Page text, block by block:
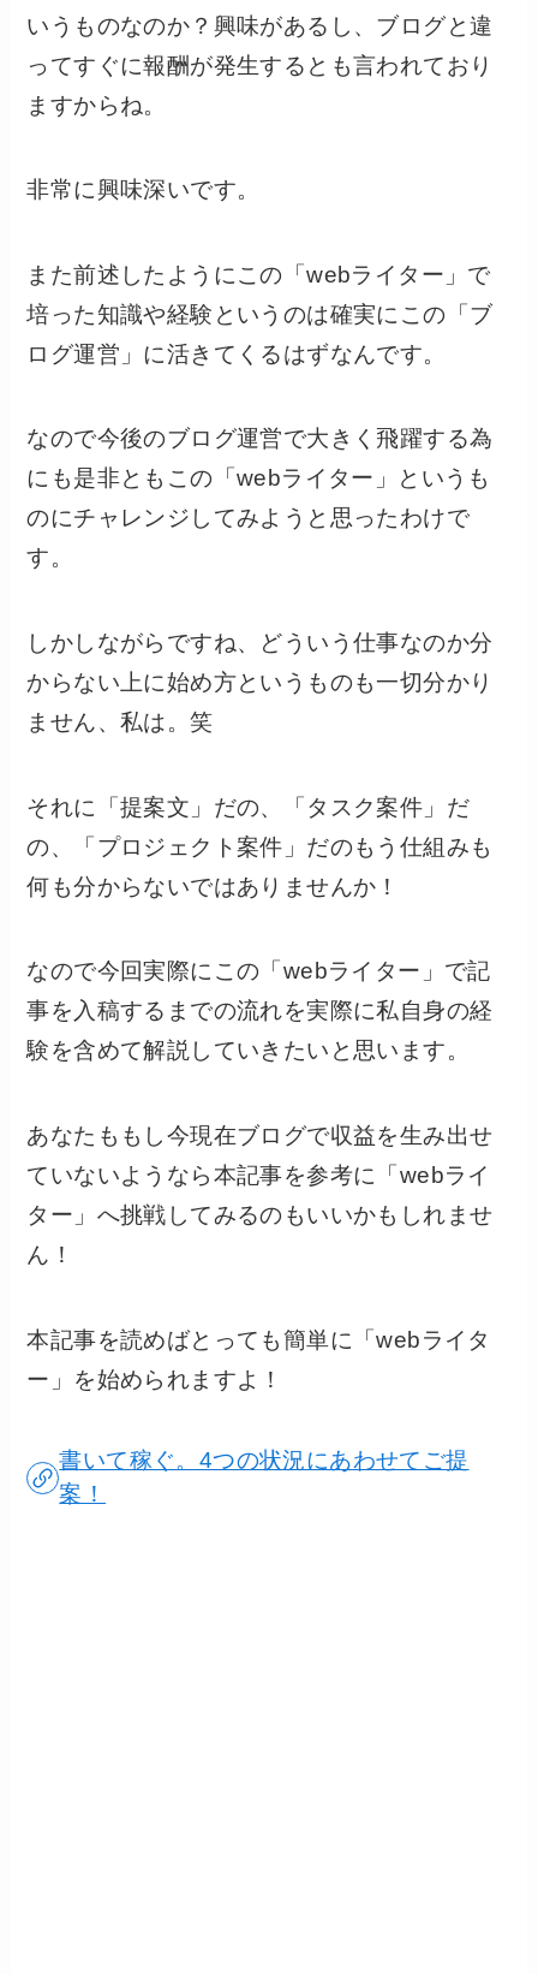
いうものなのか？興味があるし、ブログと違
ってすぐに報酬が発生するとも言われており
ますからね。
非常に興味深いです。
また前述したようにこの「webライター」で
培った知識や経験というのは確実にこの「ブ
ログ運営」に活きてくるはずなんです。
なので今後のブログ運営で大きく飛躍する為
にも是非ともこの「webライター」というも
のにチャレンジしてみようと思ったわけで
す。
しかしながらですね、どういう仕事なのか分
からない上に始め方というものも一切分かり
ません、私は。笑
それに「提案文」だの、「タスク案件」だ
の、「プロジェクト案件」だのもう仕組みも
何も分からないではありませんか！
なので今回実際にこの「webライター」で記
事を入稿するまでの流れを実際に私自身の経
験を含めて解説していきたいと思います。
あなたももし今現在ブログで収益を生み出せ
ていないようなら本記事を参考に「webライ
ター」へ挑戦してみるのもいいかもしれませ
ん！
本記事を読めばとっても簡単に「webライタ
ー」を始められますよ！
書いて稼ぐ。4つの状況にあわせてご提
案！